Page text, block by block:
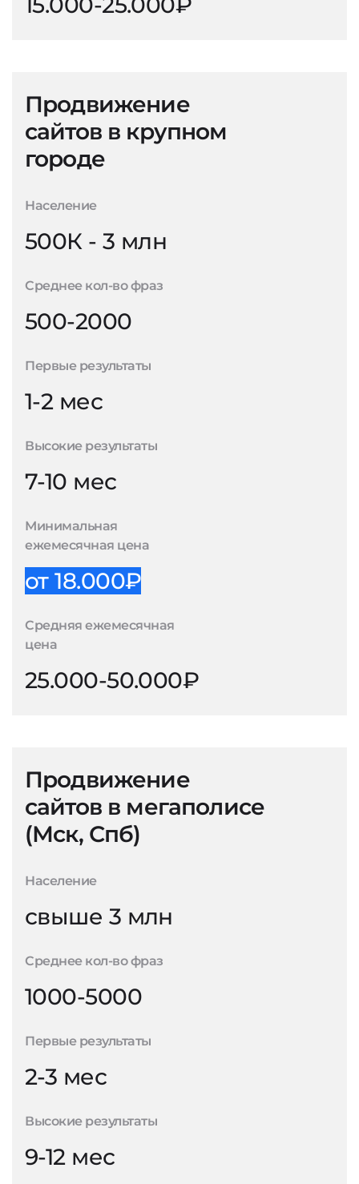
Продвижение
сайтов в крупном
городе
Население
500К - 3 млн
Среднее кол-во фраз
500-2000
Первые результаты
1-2 мес
Высокие результаты
7-10 мес
Минимальная
ежемесячная цена
от 18.000₽
Средняя ежемесячная
цена
25.000-50.000₽
Продвижение
сайтов в мегаполисе
(Мск, Спб)
Население
свыше 3 млн
Среднее кол-во фраз
1000-5000
Первые результаты
2-3 мес
Высокие результаты
9-12 мес